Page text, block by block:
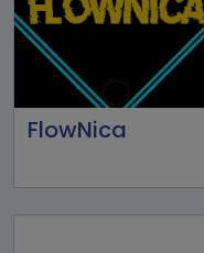
FlowNica